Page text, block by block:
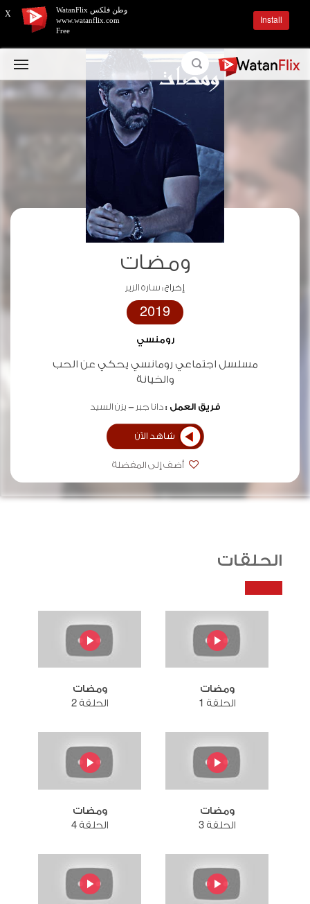
ومضات
إخراج :سارة الزير
2019
رومنسي
مسلسل اجتماعي رومانسي يحكي عن الحب
والخيانة
فريق العمل :دانا جبر يزن السيد
شاهد الآن
أضف إلى المفضلة
الحلقات
ومضات
الحلقة 1
ومضات
الحلقة 2
ومضات
الحلقة 3
ومضات
الحلقة 4
X
وطن فلكس WatanFlix
www.watanflix.com
Free
Install